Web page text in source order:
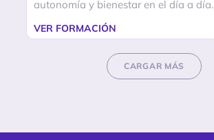
autonomía y bienestar en el día a día.
VER FORMACIÓN
CARGAR MÁS